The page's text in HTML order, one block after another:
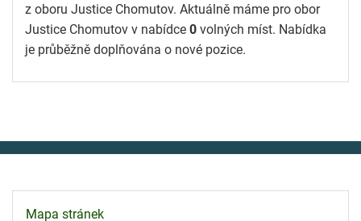
z oboru Justice Chomutov. Aktuálně máme pro obor
Justice Chomutov v nabídce 0 volných míst. Nabídka
je průběžně doplňována o nové pozice.
Mapa stránek